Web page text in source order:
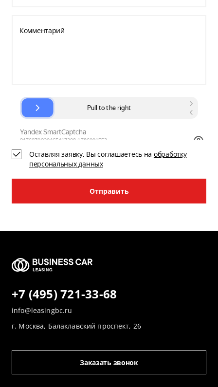
Комментарий
Отправить
Оставляя заявку, Вы соглашаетесь на обработку
персональных данных
+7 (495) 721-33-68
info@leasingbc.ru
г. Москва, Балаклавский проспект, 26
Заказать звонок